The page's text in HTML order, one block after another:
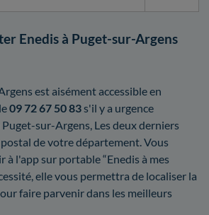
Enedis à Puget-sur-Argens
est aisément accessible en
09 72 67 50 83s'il y a urgence
sur-Argens, Les deux derniers
de votre département. Vous
à l'app sur portable “Enedis à mes
elle vous permettra de localiser la
faire parvenir dans les meilleurs